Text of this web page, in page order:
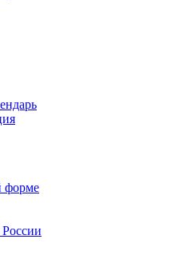
форме
России